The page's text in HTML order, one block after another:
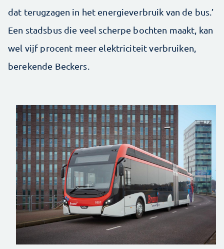
dat terugzagen in het energieverbruik van de bus.’
Een stadsbus die veel scherpe bochten maakt, kan
wel vijf procent meer elektriciteit verbruiken,
berekende Beckers.